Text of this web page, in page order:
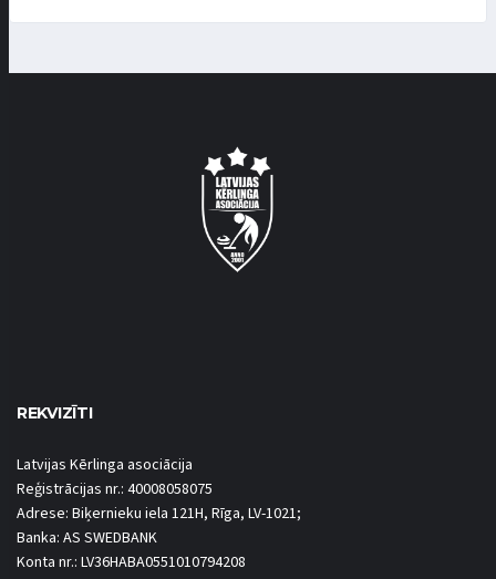
REKVIZĪTI
Latvijas Kērlinga asociācija
Reģistrācijas nr.: 40008058075
Adrese: Biķernieku iela 121H, Rīga, LV-1021;
Banka: AS SWEDBANK
Konta nr.: LV36HABA0551010794208